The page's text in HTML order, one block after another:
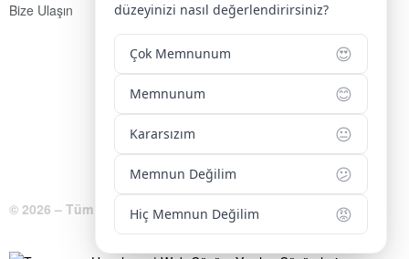
Bize Ulaşın
Yenice Mah. Atatürk Cad. Tüccarlar İşhanı Kat:1 No:1
KIRŞEHİR / TÜRKİYE
0 386 213 11 86
0 544 213 11 86
bilgi@kirsehirtso.org.tr
© 2026 – Tüm Hakları Saklıdır.
düzeyinizi nasıl değerlendirirsiniz?
Çok Memnunum 😍
Memnunum 😊
Kararsızım 😐
Memnun Değilim 😕
Hiç Memnun Değilim 😡